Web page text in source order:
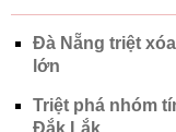
Đà Nẵng triệt
lớn
Triệt phá nhóm
Đắk Lắk